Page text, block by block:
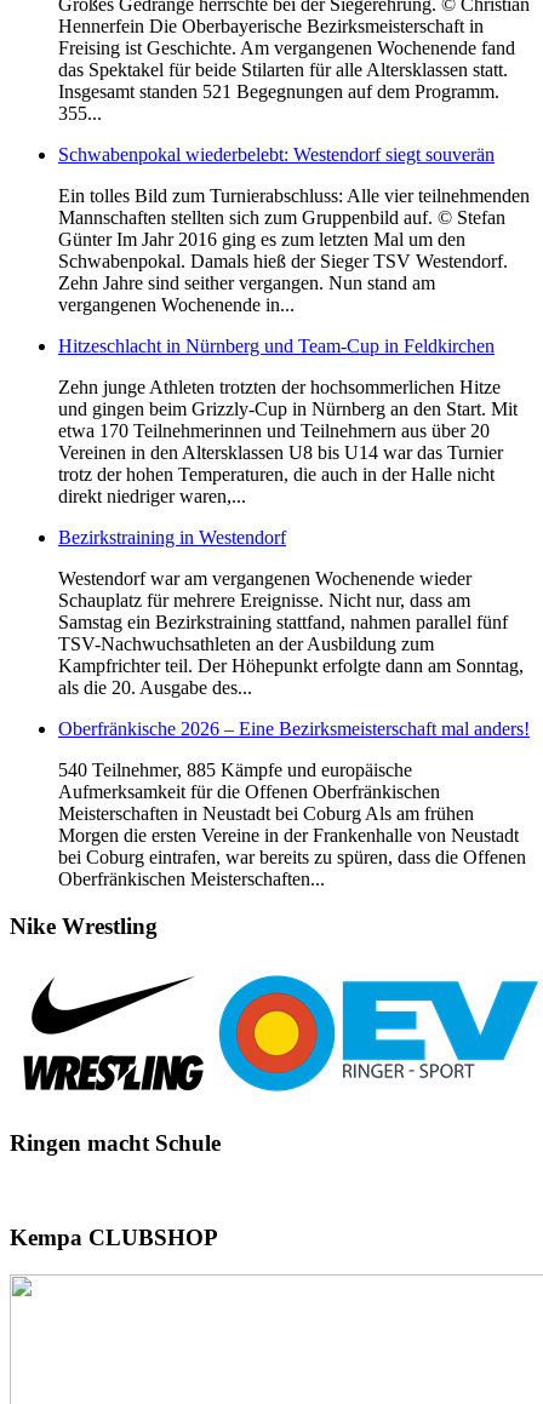
Großes Gedränge herrschte bei der Siegerehrung. © Christian
Hennerfein Die Oberbayerische Bezirksmeisterschaft in
Freising ist Geschichte. Am vergangenen Wochenende fand
das Spektakel für beide Stilarten für alle Altersklassen statt.
Insgesamt standen 521 Begegnungen auf dem Programm.
355...
Schwabenpokal wiederbelebt: Westendorf siegt souverän
Ein tolles Bild zum Turnierabschluss: Alle vier teilnehmenden
Mannschaften stellten sich zum Gruppenbild auf. © Stefan
Günter Im Jahr 2016 ging es zum letzten Mal um den
Schwabenpokal. Damals hieß der Sieger TSV Westendorf.
Zehn Jahre sind seither vergangen. Nun stand am
vergangenen Wochenende in...
Hitzeschlacht in Nürnberg und Team-Cup in Feldkirchen
Zehn junge Athleten trotzten der hochsommerlichen Hitze
und gingen beim Grizzly-Cup in Nürnberg an den Start. Mit
etwa 170 Teilnehmerinnen und Teilnehmern aus über 20
Vereinen in den Altersklassen U8 bis U14 war das Turnier
trotz der hohen Temperaturen, die auch in der Halle nicht
direkt niedriger waren,...
Bezirkstraining in Westendorf
Westendorf war am vergangenen Wochenende wieder
Schauplatz für mehrere Ereignisse. Nicht nur, dass am
Samstag ein Bezirkstraining stattfand, nahmen parallel fünf
TSV-Nachwuchsathleten an der Ausbildung zum
Kampfrichter teil. Der Höhepunkt erfolgte dann am Sonntag,
als die 20. Ausgabe des...
Oberfränkische 2026 – Eine Bezirksmeisterschaft mal anders!
540 Teilnehmer, 885 Kämpfe und europäische
Aufmerksamkeit für die Offenen Oberfränkischen
Meisterschaften in Neustadt bei Coburg Als am frühen
Morgen die ersten Vereine in der Frankenhalle von Neustadt
bei Coburg eintrafen, war bereits zu spüren, dass die Offenen
Oberfränkischen Meisterschaften...
Nike Wrestling
Ringen macht Schule
Kempa CLUBSHOP